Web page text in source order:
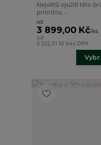
Největší využití této
prioritou ...
od
3 899,00 Kč/ks
od
3 222,31 Kč bez DPH